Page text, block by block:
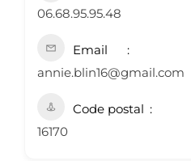
06.68.95.95.48
Email
annie.blin16@gmail.com
Code postal
16170